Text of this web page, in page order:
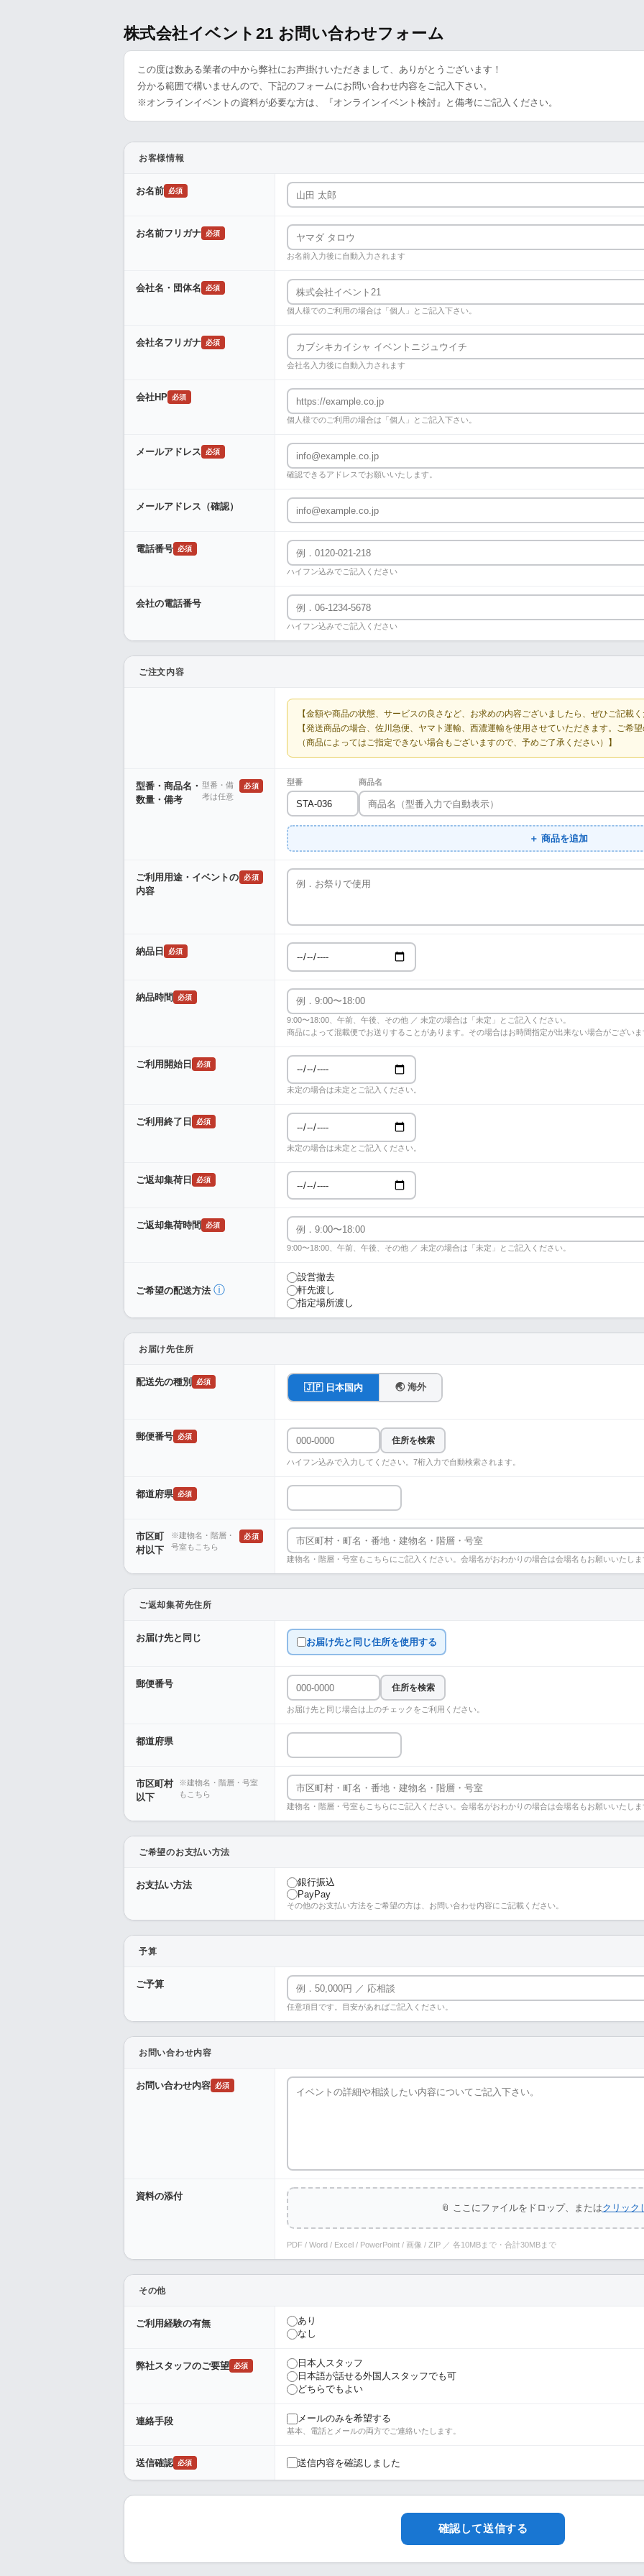
株式会社イベント21 お問い合わせフォーム
この度は数ある業者の中から弊社にお声掛けいただきまして、ありがとうございます！
分かる範囲で構いませんので、下記のフォームにお問い合わせ内容をご記入下さい。
※オンラインイベントの資料が必要な方は、『オンラインイベント検討』と備考にご記入ください。
お客様情報
お名前 必須
お名前フリガナ 必須
お名前入力後に自動入力されます
会社名・団体名 必須
個人様でのご利用の場合は「個人」とご記入下さい。
会社名フリガナ 必須
会社名入力後に自動入力されます
会社HP 必須
個人様でのご利用の場合は「個人」とご記入下さい。
メールアドレス 必須
確認できるアドレスでお願いいたします。
メールアドレス（確認）
電話番号 必須
ハイフン込みでご記入ください
会社の電話番号
ハイフン込みでご記入ください
ご注文内容
【金額や商品の状態、サービスの良さなど、お求めの内容ございましたら、ぜひご記載
【発送商品の場合、佐川急便、ヤマト運輸、西濃運輸を使用させていただきます。ご希
（商品によってはご指定できない場合もございますので、予めご了承ください）】
型番・商品名・
数量・備考
型番・備
考は任意
必須 型番 商品名
＋ 商品を追加
ご利用用途・イベントの
内容
必須
納品日 必須
納品時間 必須
9:00〜18:00、午前、午後、その他 ／ 未定の場合は「未定」とご記入ください。
商品によって混載便でお送りすることがあります。その場合はお時間指定が出来ない場合がございま
ご利用開始日 必須
未定の場合は未定とご記入ください。
ご利用終了日 必須
未定の場合は未定とご記入ください。
ご返却集荷日 必須
ご返却集荷時間 必須
9:00〜18:00、午前、午後、その他 ／ 未定の場合は「未定」とご記入ください。
ご希望の配送方法 ⓘ
設営撤去
軒先渡し
指定場所渡し
お届け先住所
配送先の種別 必須 🇯🇵 日本国内 🌏 海外
郵便番号 必須 住所を検索
ハイフン込みで入力してください。7桁入力で自動検索されます。
都道府県 必須
市区町
村以下
※建物名・階層・
号室もこちら
必須
建物名・階層・号室もこちらにご記入ください。会場名がおわかりの場合は会場名もお願いいたしま
ご返却集荷先住所
お届け先と同じ お届け先と同じ住所を使用する
郵便番号 住所を検索
お届け先と同じ場合は上のチェックをご利用ください。
都道府県
市区町村
以下
※建物名・階層・号室
もこちら
建物名・階層・号室もこちらにご記入ください。会場名がおわかりの場合は会場名もお願いいたしま
ご希望のお支払い方法
お支払い方法
銀行振込
PayPay
その他のお支払い方法をご希望の方は、お問い合わせ内容にご記載ください。
予算
ご予算
任意項目です。目安があればご記入ください。
お問い合わせ内容
お問い合わせ内容 必須
資料の添付
📎 ここにファイルをドロップ、またはクリック
PDF / Word / Excel / PowerPoint / 画像 / ZIP ／ 各10MBまで・合計30MBまで
その他
ご利用経験の有無
あり
なし
弊社スタッフのご要望 必須
日本人スタッフ
日本語が話せる外国人スタッフでも可
どちらでもよい
連絡手段 メールのみを希望する
基本、電話とメールの両方でご連絡いたします。
送信確認 必須 送信内容を確認しました